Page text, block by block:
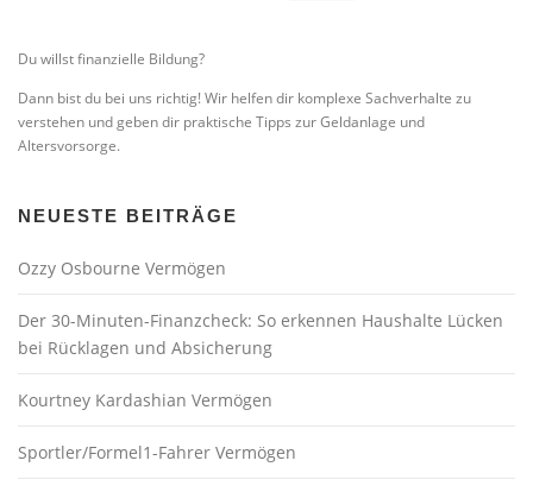
Du willst finanzielle Bildung?
Dann bist du bei uns richtig! Wir helfen dir komplexe Sachverhalte zu
verstehen und geben dir praktische Tipps zur Geldanlage und
Altersvorsorge.
NEUESTE BEITRÄGE
Ozzy Osbourne Vermögen
Der 30-Minuten-Finanzcheck: So erkennen Haushalte Lücken
bei Rücklagen und Absicherung
Kourtney Kardashian Vermögen
Sportler/Formel1-Fahrer Vermögen